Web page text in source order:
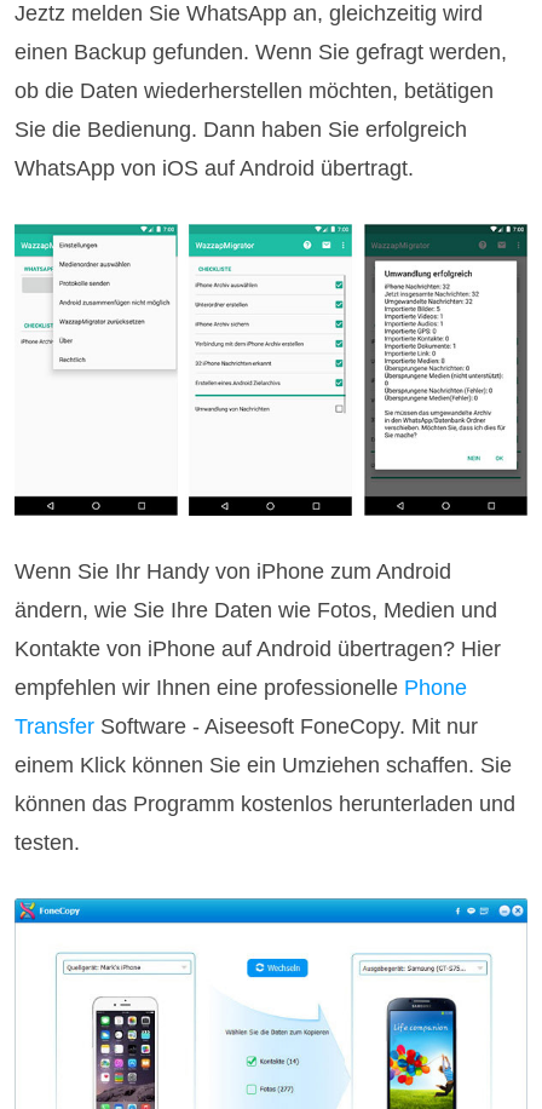
Jeztz melden Sie WhatsApp an, gleichzeitig wird
einen Backup gefunden. Wenn Sie gefragt werden,
ob die Daten wiederherstellen möchten, betätigen
Sie die Bedienung. Dann haben Sie erfolgreich
WhatsApp von iOS auf Android übertragt.
Wenn Sie Ihr Handy von iPhone zum Android
ändern, wie Sie Ihre Daten wie Fotos, Medien und
Kontakte von iPhone auf Android übertragen? Hier
empfehlen wir Ihnen eine professionelle Phone
Transfer Software - Aiseesoft FoneCopy. Mit nur
einem Klick können Sie ein Umziehen schaffen. Sie
können das Programm kostenlos herunterladen und
testen.